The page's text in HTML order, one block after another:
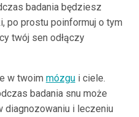
badania będziesz
po prostu poinformuj o tym
twój sen odłączy
w twoim mózgui ciele.
badania snu może
diagnozowaniu i leczeniu